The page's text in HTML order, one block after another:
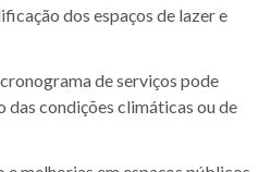
dos espaços de lazer e
de serviços pode
das condições climáticas ou de